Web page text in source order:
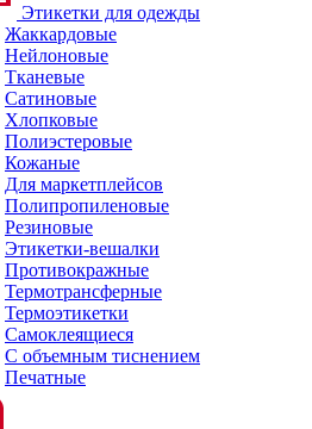
Этикетки для одежды
Жаккардовые
Нейлоновые
Тканевые
Сатиновые
Хлопковые
Полиэстеровые
Кожаные
Для маркетплейсов
Полипропиленовые
Резиновые
Этикетки-вешалки
Противокражные
Термотрансферные
Термоэтикетки
Самоклеящиеся
С объемным тиснением
Печатные